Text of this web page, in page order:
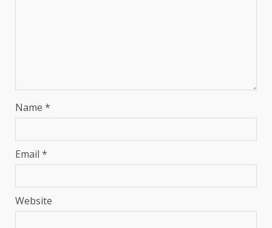
Name *
Email *
Website